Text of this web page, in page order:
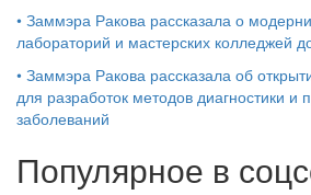
• Заммэра Ракова рассказала о
лабораторий и мастерских колледжей
• Заммэра Ракова рассказала об
для разработок методов диагностики и
заболеваний
Популярное в